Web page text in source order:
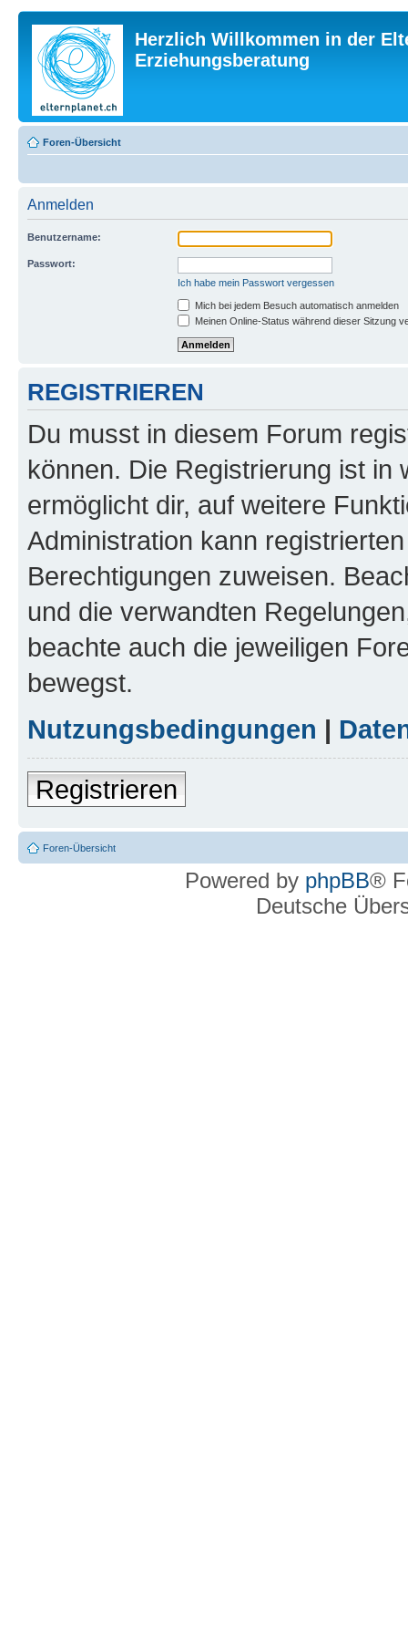
Herzlich Willkommen in der
Erziehungsberatung
Foren-Übersicht
Anmelden
Benutzername:
Passwort:
Ich habe mein Passwort vergessen
Mich bei jedem Besuch automatisch anmelden
Meinen Online-Status während dieser Sitzung
REGISTRIEREN
Du musst in diesem Forum
können. Die Registrierung ist in
ermöglicht dir, auf weitere
Administration kann
Berechtigungen zuweisen.
und die verwandten
beachte auch die jeweiligen
bewegst.
Nutzungsbedingungen |
Registrieren
Foren-Übersicht
Powered by phpBB®
Deutsche